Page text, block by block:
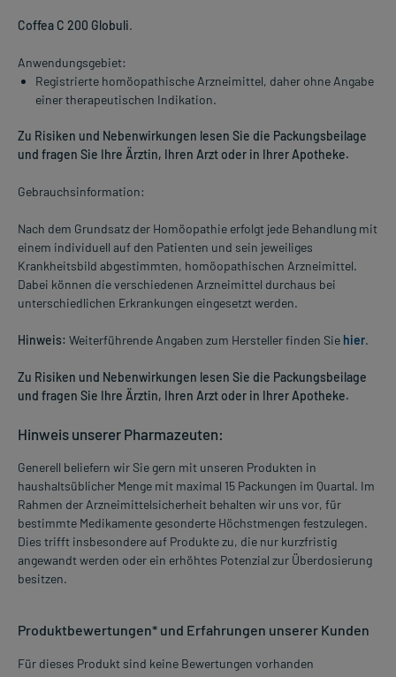
Coffea C 200 Globuli.
Anwendungsgebiet:
Registrierte homöopathische Arzneimittel, daher ohne Angabe
einer therapeutischen Indikation.
Zu Risiken und Nebenwirkungen lesen Sie die Packungsbeilage
und fragen Sie Ihre Ärztin, Ihren Arzt oder in Ihrer Apotheke.
Gebrauchsinformation:
Nach dem Grundsatz der Homöopathie erfolgt jede Behandlung mit
einem individuell auf den Patienten und sein jeweiliges
Krankheitsbild abgestimmten, homöopathischen Arzneimittel.
Dabei können die verschiedenen Arzneimittel durchaus bei
unterschiedlichen Erkrankungen eingesetzt werden.
Hinweis: Weiterführende Angaben zum Hersteller finden Sie hier.
Zu Risiken und Nebenwirkungen lesen Sie die Packungsbeilage
und fragen Sie Ihre Ärztin, Ihren Arzt oder in Ihrer Apotheke.
Hinweis unserer Pharmazeuten:
Generell beliefern wir Sie gern mit unseren Produkten in
haushaltsüblicher Menge mit maximal 15 Packungen im Quartal. Im
Rahmen der Arzneimittelsicherheit behalten wir uns vor, für
bestimmte Medikamente gesonderte Höchstmengen festzulegen.
Dies trifft insbesondere auf Produkte zu, die nur kurzfristig
angewandt werden oder ein erhöhtes Potenzial zur Überdosierung
besitzen.
Produktbewertungen* und Erfahrungen unserer Kunden
Für dieses Produkt sind keine Bewertungen vorhanden